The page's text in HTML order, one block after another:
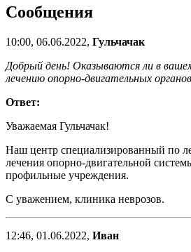
Сообщения
10:00, 06.06.2022, Гульчачак
Добрый день! Оказываются ли в
лечению опорно-двигательных
Ответ:
Уважаемая Гульчачак!
Наш центр специализированный по
лечения опорно-двигательной
профильные учреждения.
С уважением, клиника неврозов.
12:46, 01.06.2022, Иван